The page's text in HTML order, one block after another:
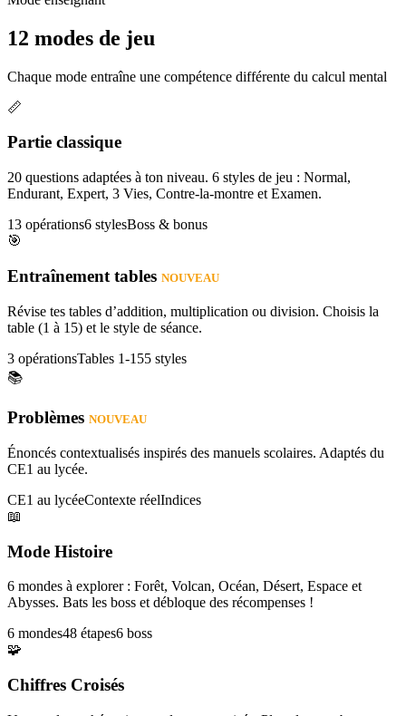
12 modes de jeu
Chaque mode entraîne une compétence différente du calcul mental
📏
Partie classique
20 questions adaptées à ton niveau. 6 styles de jeu : Normal,
Endurant, Expert, 3 Vies, Contre-la-montre et Examen.
13 opérations6 stylesBoss & bonus
🎯
Entraînement tables NOUVEAU
Révise tes tables d’addition, multiplication ou division. Choisis la
table (1 à 15) et le style de séance.
3 opérationsTables 1-155 styles
📚
Problèmes NOUVEAU
Énoncés contextualisés inspirés des manuels scolaires. Adaptés du
CE1 au lycée.
CE1 au lycéeContexte réelIndices
📖
Mode Histoire
6 mondes à explorer : Forêt, Volcan, Océan, Désert, Espace et
Abysses. Bats les boss et débloque des récompenses !
6 mondes48 étapes6 boss
🧩
Chiffres Croisés